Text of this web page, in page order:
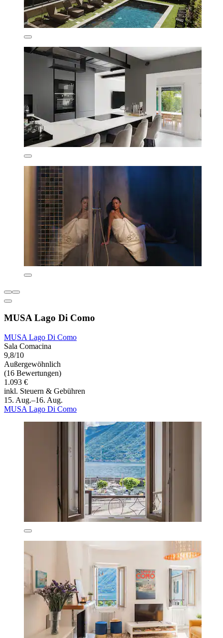
MUSA Lago Di Como
MUSA Lago Di Como
Sala Comacina
9,8/10
Außergewöhnlich
(16 Bewertungen)
1.093 €
inkl. Steuern & Gebühren
15. Aug.–16. Aug.
MUSA Lago Di Como